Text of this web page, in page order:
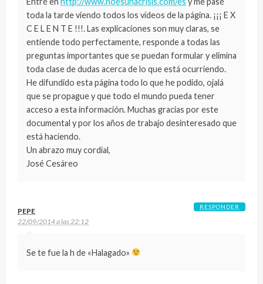
toda la tarde viendo todos los vídeos de la página. ¡¡¡ E X
C E L E N T E !!!. Las explicaciones son muy claras, se
entiende todo perfectamente, responde a todas las
preguntas importantes que se puedan formular y elimina
toda clase de dudas acerca de lo que está ocurriendo.
He difundido esta página todo lo que he podido, ojalá
que se propague y que todo el mundo pueda tener
acceso a esta información. Muchas gracias por este
documental y por los años de trabajo desinteresado que
está haciendo.
Un abrazo muy cordial,
José Cesáreo
PEPE
22/09/2014 a las 22:12
Se te fue la h de «Halagado»
RESPONDER